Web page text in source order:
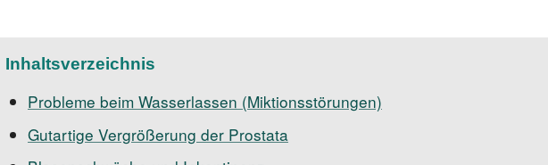
Inhaltsverzeichnis
Probleme beim Wasserlassen (Miktionsstörungen)
Gutartige Vergrößerung der Prostata